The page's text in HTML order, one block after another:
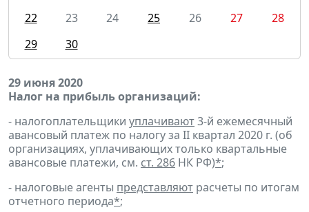
22
23 24 25 26 27
28
29
30
29 июня 2020
Налог на прибыль организаций:
- налогоплательщики уплачивают3-й ежемесячный
авансовый платеж по налогу за II квартал 2020 г. (об
организациях, уплачивающих только квартальные
авансовые платежи, см. ст. 286 НК РФ)*;
- налоговые агенты представляют расчеты по итогам
отчетного периода*;